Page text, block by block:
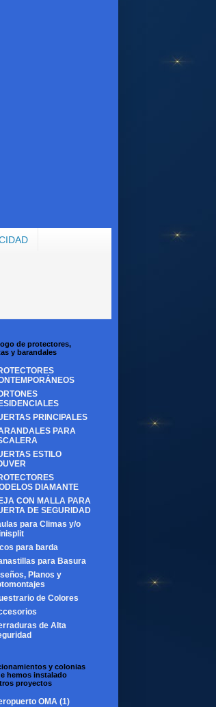
de protectores,
y barandales
PRINCIPALES
PARA
ESTILO
DIAMANTE
CON MALLA PARA
DE SEGURIDAD
para Climas y/o
para barda
para Basura
Planos y
de Colores
de Alta
y colonias
hemos instalado
proyectos
OMA (1)